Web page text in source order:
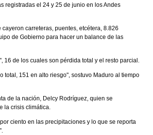
registradas el 24 y 25 de junio en los Andes
carreteras, puentes, etcétera, 8.826
de Gobierno para hacer un balance de las
16 de los cuales son pérdida total y el resto parcial.
total, 151 en alto riesgo", sostuvo Maduro al tiempo
de la nación, Delcy Rodríguez, quien se
la crisis climática.
ciento en las precipitaciones y lo que se reporta